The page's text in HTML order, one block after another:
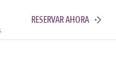
Six sensesRESERVAR AHORA